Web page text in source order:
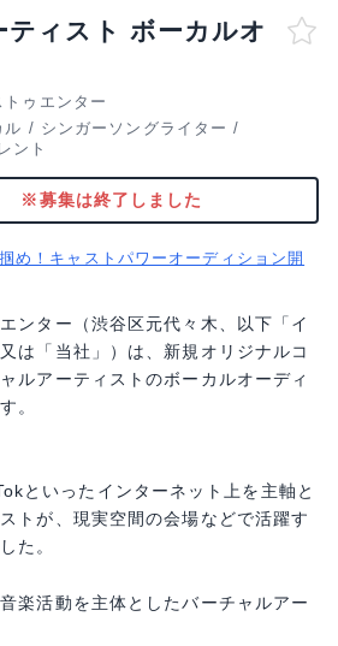
ティスト ボーカルオ
ゥエンター
ル / シンガーソングライター /
ント
※募集は終了しました
め！キャストパワーオーディション開
ンター（渋谷区元代々木、以下「イ
は「当社」）は、新規オリジナルコ
ルアーティストのボーカルオーディ
。
といったインターネット上を主軸と
トが、現実空間の会場などで活躍す
た。
楽活動を主体としたバーチャルアー